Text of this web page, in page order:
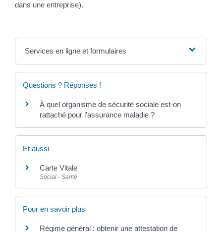
dans une entreprise).
Services en ligne et formulaires
Questions ? Réponses !
À quel organisme de sécurité sociale est-on
rattaché pour l'assurance maladie ?
Et aussi
Carte Vitale
Social - Santé
Pour en savoir plus
Régime général : obtenir une attestation de